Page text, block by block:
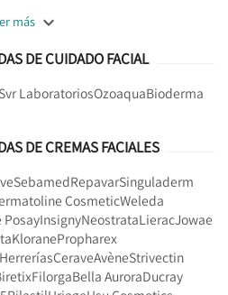
más 
DE CUIDADO FACIAL
Svr LaboratoriosOzoaquaBioderma
DE CREMAS FACIALES
SebamedRepavarSinguladerm
CosmeticWeleda
PosayInsignyNeostrataLieracJowae
KloranePropharex
CeraveAvèneStrivectin
FilorgaBella AuroraDucray